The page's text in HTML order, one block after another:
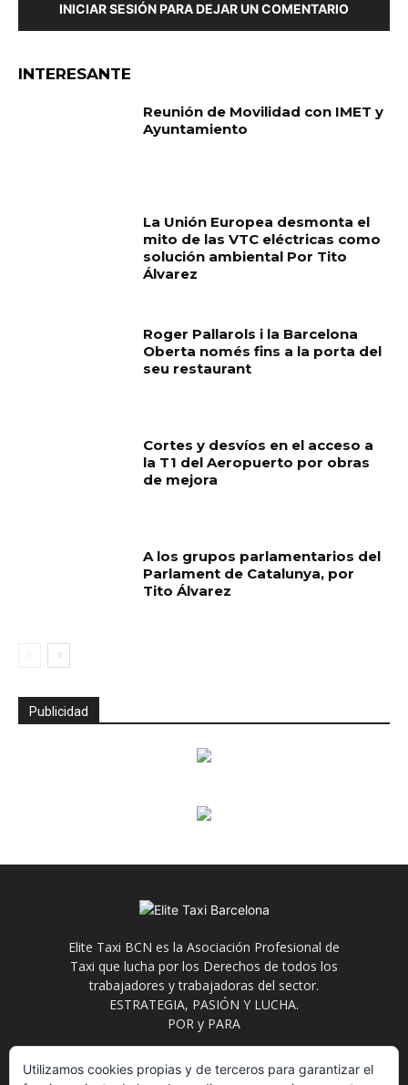
INICIAR SESIÓN PARA DEJAR UN COMENTARIO
INTERESANTE
Reunión de Movilidad con IMET y
Ayuntamiento
La Unión Europea desmonta el
mito de las VTC eléctricas como
solución ambiental Por Tito
Álvarez
Roger Pallarols i la Barcelona
Oberta només fins a la porta del
seu restaurant
Cortes y desvíos en el acceso a
la T1 del Aeropuerto por obras
de mejora
A los grupos parlamentarios del
Parlament de Catalunya, por
Tito Álvarez
Publicidad
Elite Taxi BCN es la Asociación Profesional de
Taxi que lucha por los Derechos de todos los
trabajadores y trabajadoras del sector.
ESTRATEGIA, PASIÓN Y LUCHA.
POR y PARA
Contáctanos: info@elitetaxi.taxi
Utilizamos cookies propias y de terceros para garantizar el